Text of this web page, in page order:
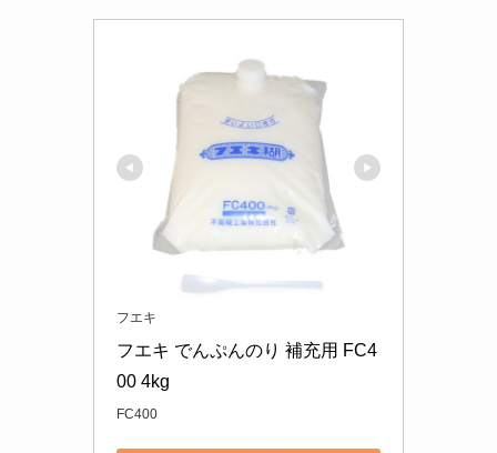
フエキ
フエキ でんぷんのり 補充用 FC4
00 4kg
FC400